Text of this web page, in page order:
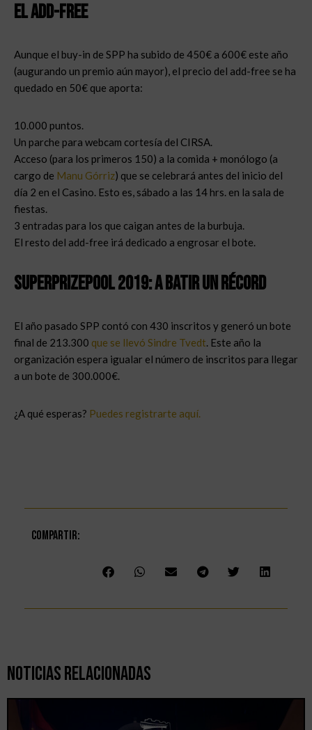
El add-free
Aunque el buy-in de SPP ha subido de 450€ a 600€ este año
(augurando un premio aún mayor), el precio del add-free se ha
quedado en 50€ que aporta:
10.000 puntos.
Un parche para webcam cortesía del CIRSA.
Acceso (para los primeros 150) a la comida + monólogo (a
cargo de Manu Górriz) que se celebrará antes del inicio del
día 2 en el Casino. Esto es, sábado a las 14 hrs. en la sala de
fiestas.
3 entradas para los que caigan antes de la burbuja.
El resto del add-free irá dedicado a engrosar el bote.
Superprizepool 2019: A batir un récord
El año pasado SPP contó con 430 inscritos y generó un bote
final de 213.300 que se llevó Sindre Tvedt. Este año la
organización espera igualar el número de inscritos para llegar
a un bote de 300.000€.
¿A qué esperas? Puedes registrarte aquí.
Compartir:
Noticias Relacionadas